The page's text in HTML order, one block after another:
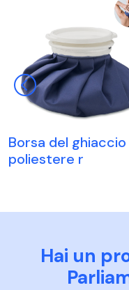
Borsa del ghiaccio
poliestere r
Hai un